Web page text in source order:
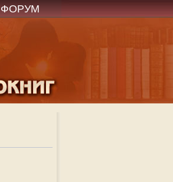
ФОРУМ